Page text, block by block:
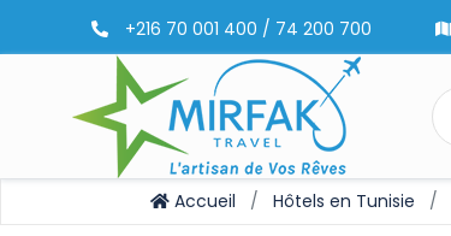
+216 70 001 400 / 74 200 700
Accueil Hôtels en Tunisie